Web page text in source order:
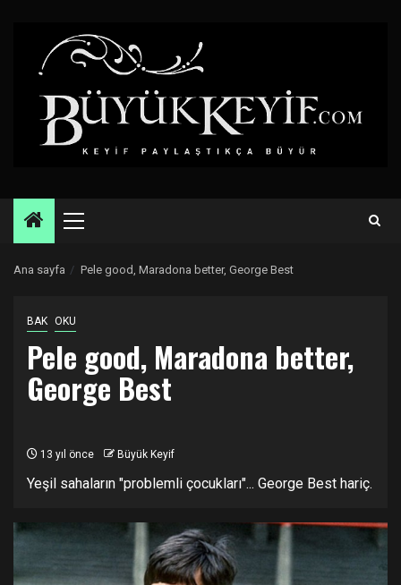
Primary
Ana sayfa Pele good, Maradona better, George Best
BAK OKU
Pele good, Maradona better,
George Best
13 yıl önce Büyük Keyif
Yeşil sahaların "problemli çocukları"... George Best hariç.